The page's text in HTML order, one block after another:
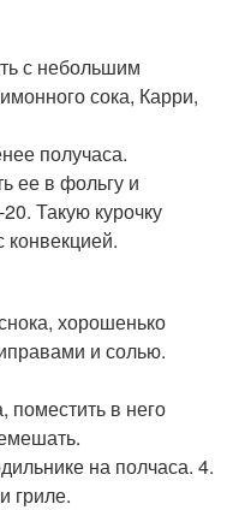
с небольшим
сока, Карри,
получаса.
ее в фольгу и
Такую курочку
конвекцией.
хорошенько
и солью.
поместить в него
на полчаса. 4.
гриле.